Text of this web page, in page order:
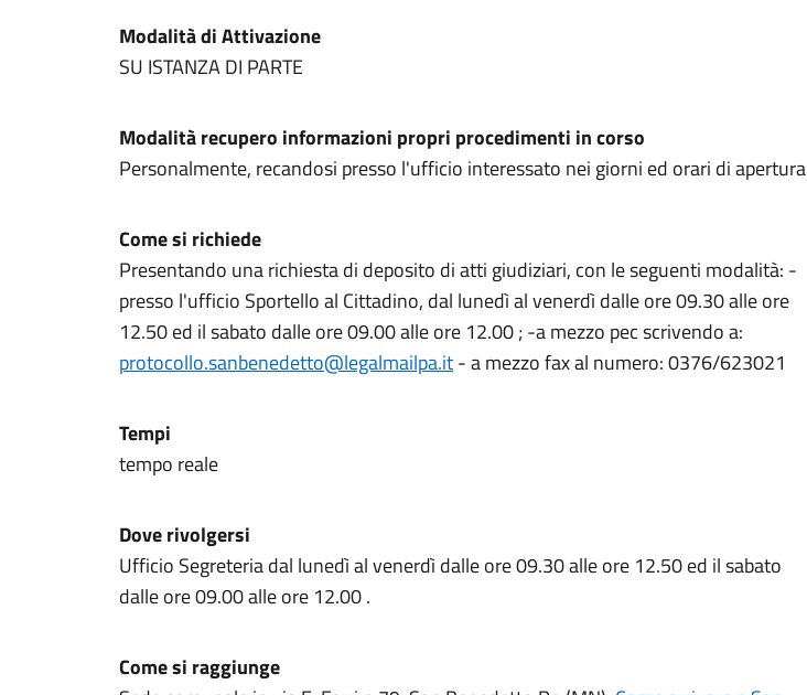
Modalità di Attivazione
SU ISTANZA DI PARTE
Modalità recupero informazioni propri procedimenti in corso
Personalmente, recandosi presso l'ufficio interessato nei giorni ed orari di apertura
Come si richiede
Presentando una richiesta di deposito di atti giudiziari, con le seguenti modalità: -
presso l'ufficio Sportello al Cittadino, dal lunedì al venerdì dalle ore 09.30 alle ore
12.50 ed il sabato dalle ore 09.00 alle ore 12.00 ; -a mezzo pec scrivendo a:
protocollo.sanbenedetto@legalmailpa.it- a mezzo fax al numero: 0376/623021
Tempi
tempo reale
Dove rivolgersi
Ufficio Segreteria dal lunedì al venerdì dalle ore 09.30 alle ore 12.50 ed il sabato
dalle ore 09.00 alle ore 12.00 .
Come si raggiunge